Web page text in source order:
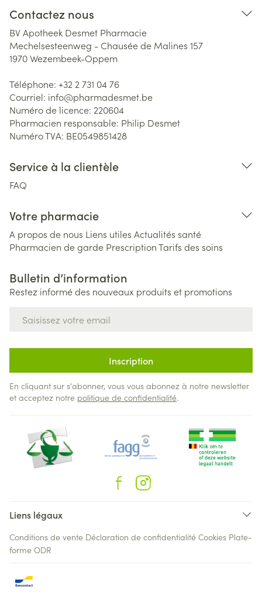
Contactez nous
BV Apotheek Desmet Pharmacie
Mechelsesteenweg - Chausée de Malines 157
1970Wezembeek-Oppem
Téléphone: +32 2 731 04 76
Courriel: info@pharmadesmet.be
Numéro de licence: 220604
Pharmacien responsable: Philip Desmet
Numéro TVA: BE0549851428
Service à la clientèle
FAQ
Votre pharmacie
A propos de nous Liens utiles Actualités santé
Pharmacien de garde PrescriptionTarifs des soins
Bulletin d’information
Restez informé des nouveaux produits et promotions
Inscription
En cliquant sur s'abonner, vous vous abonnez à notre newsletter
et acceptez notre politique de confidentialité.
Liens légaux
Conditions de vente Déclaration de confidentialité Cookies Plate-
forme ODR